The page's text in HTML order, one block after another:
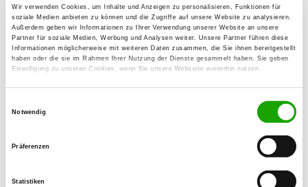
Wir verwenden Cookies, um Inhalte und Anzeigen zu personalisieren, Funktionen für
soziale Medien anbieten zu können und die Zugriffe auf unsere Website zu analysieren.
Außerdem geben wir Informationen zu Ihrer Verwendung unserer Website an unsere
Partner für soziale Medien, Werbung und Analysen weiter. Unsere Partner führen diese
Informationen möglicherweise mit weiteren Daten zusammen, die Sie ihnen bereitgestellt
haben oder die sie im Rahmen Ihrer Nutzung der Dienste gesammelt haben. Sie geben
Einwilligung zu unseren Cookies, wenn Sie unsere Webseite weiterhin nutzen.
Notwendig
Präferenzen
Statistiken
Zuchtstätte: vom Ludus Florschütz
Details
Wiesenstr. 3
37170 Uslar
Welpen zur Verfügung
Zuchtstätte: vom Hochsolling
Details
37170 Uslar